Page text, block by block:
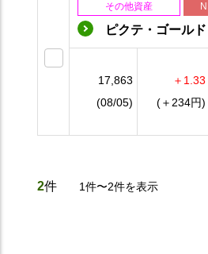
その他資産
ピクテ・ゴール
17,863
(08/05)
＋1.33
(＋234円)
2件 1件〜2件を表示